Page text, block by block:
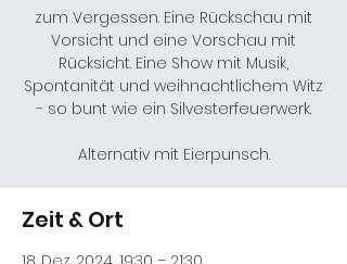
zum Vergessen. Eine Rückschau mit
Vorsicht und eine Vorschau mit
Rücksicht. Eine Show mit Musik,
Spontanität und weihnachtlichem Witz
- so bunt wie ein Silvesterfeuerwerk.
Alternativ mit Eierpunsch.
Zeit & Ort